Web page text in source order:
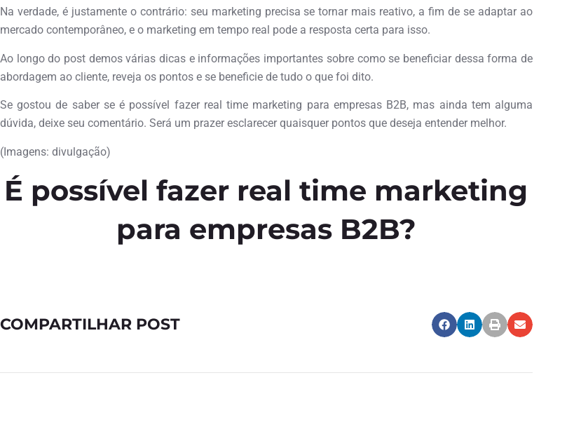
Na verdade, é justamente o contrário: seu marketing precisa se tornar mais reativo, a fim de se adaptar ao
mercado contemporâneo, e o marketing em tempo real pode a resposta certa para isso.
Ao longo do post demos várias dicas e informações importantes sobre como se beneficiar dessa forma de
abordagem ao cliente, reveja os pontos e se beneficie de tudo o que foi dito.
Se gostou de saber se é possível fazer real time marketing para empresas B2B, mas ainda tem alguma
dúvida, deixe seu comentário. Será um prazer esclarecer quaisquer pontos que deseja entender melhor.
(Imagens: divulgação)
É possível fazer real time marketing
para empresas B2B?
COMPARTILHAR POST